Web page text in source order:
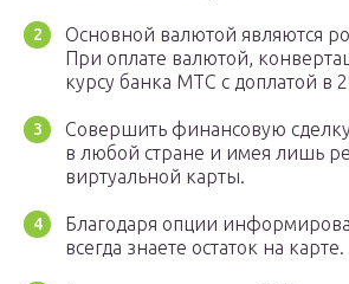
Основной валютой являются
При оплате валютой,
курсу банка МТС с доплатой в
Совершить финансовую
в любой стране и имея лишь
виртуальной карты.
Благодаря опции
всегда знаете остаток на карте.